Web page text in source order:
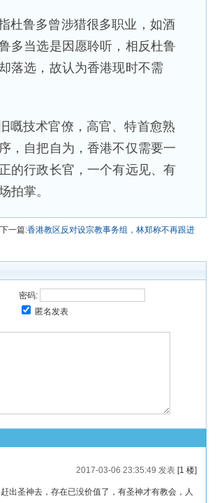
杜鲁多曾涉猎很多职业，如酒
多当选是因愿聆听，相反杜鲁
落选，故认为香港现时不需
嘅技术官僚，高官、特首愈熟
，自把自为，香港不仅需要一
的行政长官，一个有远见、有
拍掌。
下一篇:香港教区反对设宗教事务组，林郑称不再跟进
密码:
匿名发表
2017-03-06 23:35:49 发表[1 楼]
出圣神去，存在已没价值了，有圣神才有教会，人